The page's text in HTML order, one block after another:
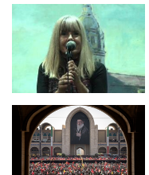
Imagen